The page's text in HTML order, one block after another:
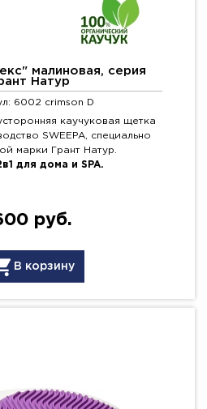
малиновая, серия
Натур
6002 crimson D
каучуковая щетка
SWEEPA, специально
марки Грант Натур.
для дома и SPA.
руб.
В корзину